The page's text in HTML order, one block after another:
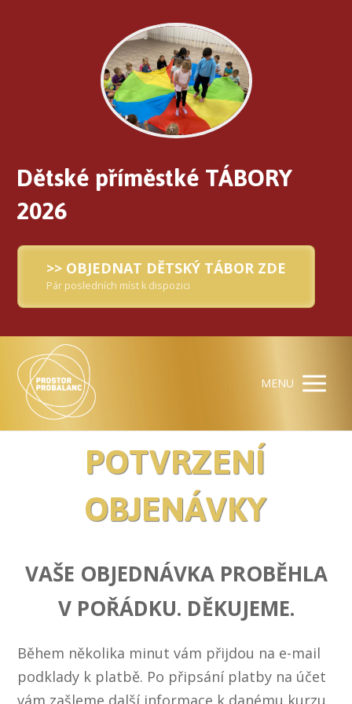
Dětské příměstké TÁBORY
2026
>> OBJEDNAT DĚTSKÝ TÁBOR ZDE
Pár posledních míst k dispozici
MENU
POTVRZENÍ
OBJENÁVKY
VAŠE OBJEDNÁVKA PROBĚHLA
V POŘÁDKU. DĚKUJEME.
Během několika minut vám přijdou na e-mail
podklady k platbě. Po připsání platby na účet